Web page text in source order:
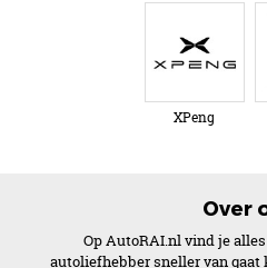
XPeng
Over
Op AutoRAI.nl vind je
autoliefhebber sneller van gaat